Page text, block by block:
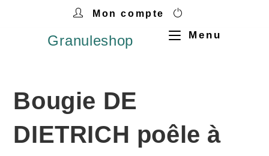
Mon compte
Granuleshop Menu
Bougie DE
DIETRICH poêle à